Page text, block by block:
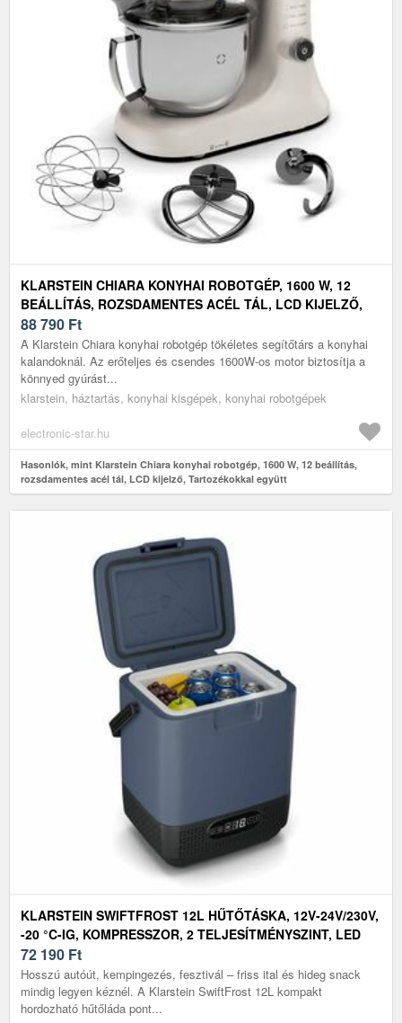
KLARSTEIN CHIARA KONYHAI ROBOTGÉP, 1600 W, 12
BEÁLLÍTÁS, ROZSDAMENTES ACÉL TÁL, LCD KIJELZŐ,
TARTOZÉKOKKAL EGYÜTT
88 790 Ft
A Klarstein Chiara konyhai robotgép tökéletes segítőtárs a konyhai
kalandoknál. Az erőteljes és csendes 1600W-os motor biztosítja a
könnyed gyúrást...
klarstein, háztartás, konyhai kisgépek, konyhai robotgépek
electronic-star.hu
Hasonlók, mint Klarstein Chiara konyhai robotgép, 1600 W, 12 beállítás,
rozsdamentes acél tál, LCD kijelző, Tartozékokkal együtt
KLARSTEIN SWIFTFROST 12L HŰTŐTÁSKA, 12V-24V/230V,
-20 °C-IG, KOMPRESSZOR, 2 TELJESÍTMÉNYSZINT, LED
KIJELZŐ
72 190 Ft
Hosszú autóút, kempingezés, fesztivál – friss ital és hideg snack
mindig legyen kéznél. A Klarstein SwiftFrost 12L kompakt
hordozható hűtőláda pont...